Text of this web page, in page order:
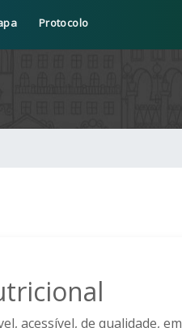
Protocolo
acessível, de qualidade, em